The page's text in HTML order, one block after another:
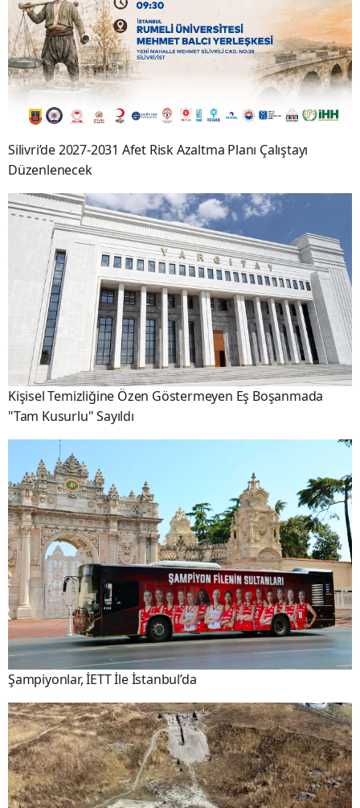
Silivri’de 2027-2031 Afet Risk Azaltma Planı Çalıştayı
Düzenlenecek
Kişisel Temizliğine Özen Göstermeyen Eş Boşanmada
"Tam Kusurlu" Sayıldı
Şampiyonlar, İETT İle İstanbul’da